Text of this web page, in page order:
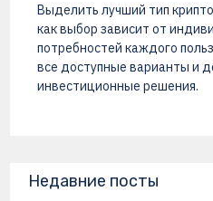
Выделить лучший тип
как выбор зависит от
потребностей каждого
все доступные варианты и
инвестиционные решения.
Недавние посты